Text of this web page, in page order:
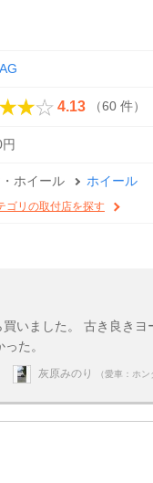
4.13 （60 件）
ホイール ホイール
ゴリの取付店を探す
いました。 古き良きヨ
た。
灰原みのり （愛車：ホ